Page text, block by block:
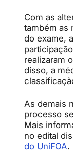
Com as
também as
do exame,
realizaram
disso, a
As demais
processo
Mais
no edital
do UniFOA.